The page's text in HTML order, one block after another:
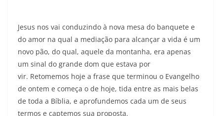
Jesus nos vai conduzindo à nova mesa do banquete e
do amor na qual a mediação para alcançar a vida é um
novo pão, do qual, aquele da montanha, era apenas
um sinal do grande dom que estava por
vir. Retomemos hoje a frase que terminou o Evangelho
de ontem e começa o de hoje, tida entre as mais belas
de toda a Bíblia, e aprofundemos cada um de seus
termos e captemos sua proposta.